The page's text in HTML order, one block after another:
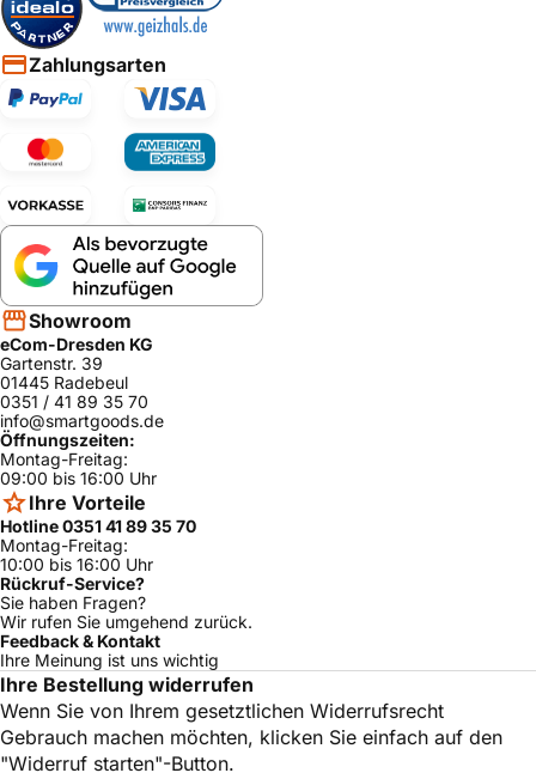
Zahlungsarten
Showroom
eCom-Dresden KG
Gartenstr. 39
01445 Radebeul
0351 / 41 89 35 70
info@smartgoods.de
Öffnungszeiten:
Montag-Freitag:
09:00 bis 16:00 Uhr
Ihre Vorteile
Hotline 0351 41 89 35 70
Montag-Freitag:
10:00 bis 16:00 Uhr
Rückruf-Service?
Sie haben Fragen?
Wir rufen Sie umgehend zurück.
Feedback & Kontakt
Ihre Meinung ist uns wichtig
Ihre Bestellung widerrufen
Wenn Sie von Ihrem gesetztlichen Widerrufsrecht
Gebrauch machen möchten, klicken Sie einfach auf den
"Widerruf starten"-Button.